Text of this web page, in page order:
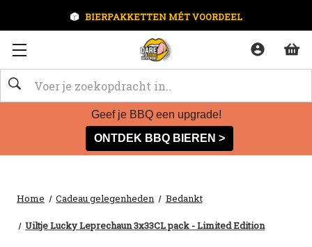
BIERPAKKETTEN MÉT VOORDEEL
Zoeken
Geef je BBQ een upgrade!
ONTDEK BBQ BIEREN >
Home Cadeau gelegenheden Bedankt
Uiltje Lucky Leprechaun 3x33CL pack - Limited Edition